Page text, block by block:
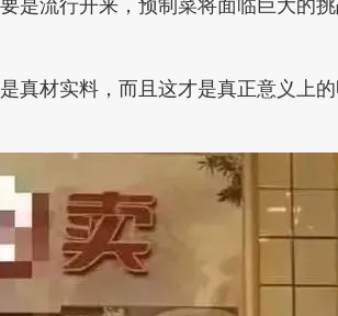
是流行开来，预制菜将面临巨大的
真材实料，而且这才是真正意义上